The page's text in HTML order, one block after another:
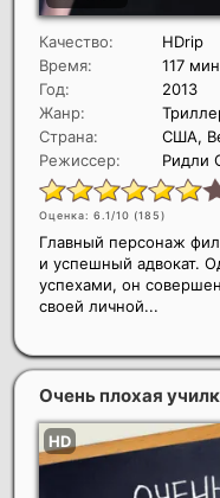
Качество:
HDrip
Время:
117
Год:
2013
Жанр:
Страна:
США,
Режиссер:
Ридли
Оценка: 6.1/10 (185)
Главный персонаж
и успешный адвокат.
успехами, он
своей личной...
Очень плохая